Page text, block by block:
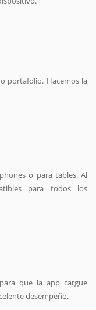
portafolio. Hacemos la
o para tables. Al
para todos los
que la app cargue
desempeño.